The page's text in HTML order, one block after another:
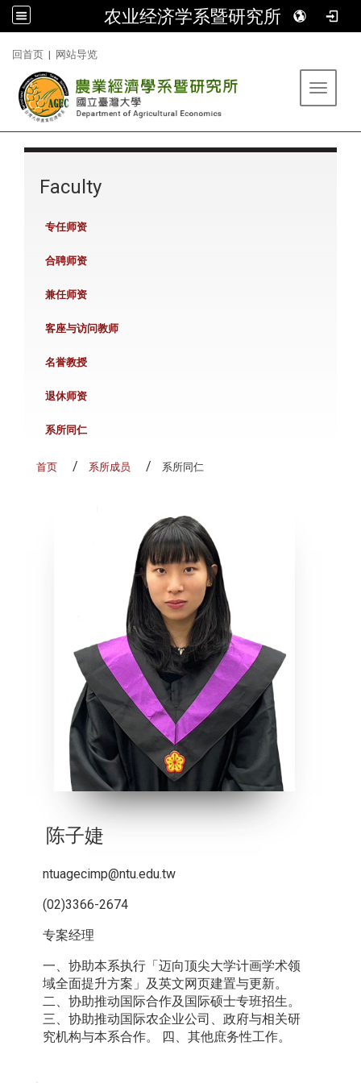
农业经济学系暨研究所
回首页 | 网站导览
Toggle
Faculty
专任师资
合聘师资
兼任师资
客座与访问教师
名誉教授
退休师资
系所同仁
首页 系所成员 系所同仁
陈子婕
ntuagecimp@ntu.edu.tw
(02)3366-2674
专案经理
一、协助本系执行「迈向顶尖大学计画学术领
域全面提升方案」及英文网页建置与更新。
二、协助推动国际合作及国际硕士专班招生。
三、协助推动国际农企业公司、政府与相关研
究机构与本系合作。 四、其他庶务性工作。